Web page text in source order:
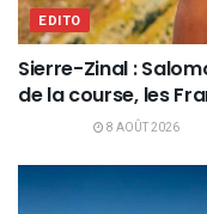
EDITO
Sierre-Zinal :
de la course, les
8 AOÛT 2026